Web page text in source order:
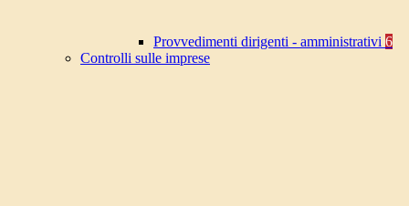
Provvedimenti dirigenti - amministrativi 6
Controlli sulle imprese